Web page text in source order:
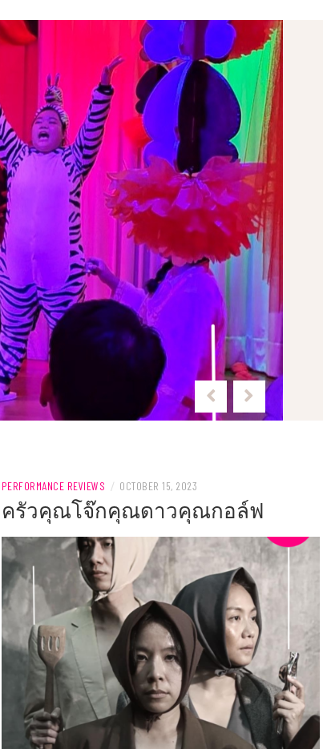
PERFORMANCE REVIEWS / OCTOBER 15, 2023
ครัวคุณโจ๊กคุณดาวคุณกอล์ฟ